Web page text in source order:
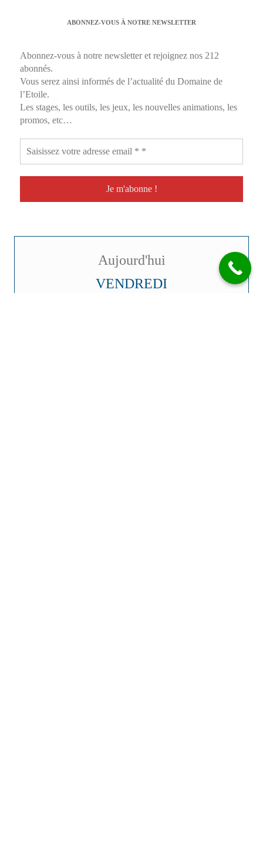
ABONNEZ-VOUS À NOTRE NEWSLETTER
Abonnez-vous à notre newsletter et rejoignez nos 212
abonnés.
Vous serez ainsi informés de l’actualité du Domaine de
l’Etoile.
Les stages, les outils, les jeux, les nouvelles animations, les
promos, etc…
Aujourd'hui
VENDREDI